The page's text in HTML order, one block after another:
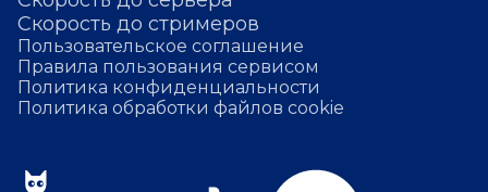
Скорость до стримеров
Пользовательское соглашение
Правила пользования сервисом
Политика конфиденциальности
Политика обработки файлов cookie